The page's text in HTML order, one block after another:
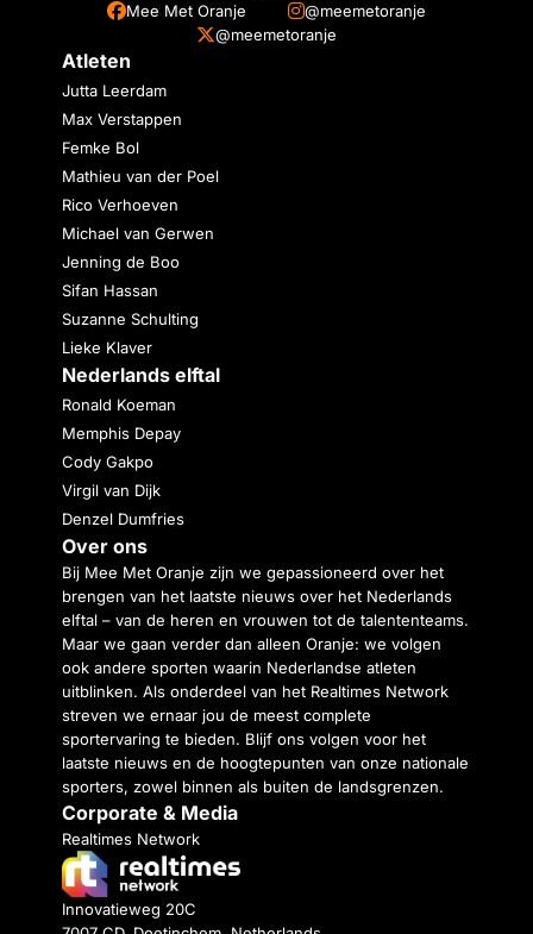
Mee Met Oranje
@meemetoranje
@meemetoranje
Atleten
Jutta Leerdam
Max Verstappen
Femke Bol
Mathieu van der Poel
Rico Verhoeven
Michael van Gerwen
Jenning de Boo
Sifan Hassan
Suzanne Schulting
Lieke Klaver
Nederlands elftal
Ronald Koeman
Memphis Depay
Cody Gakpo
Virgil van Dijk
Denzel Dumfries
Over ons
Bij Mee Met Oranje zijn we gepassioneerd over het
brengen van het laatste nieuws over het Nederlands
elftal – van de heren en vrouwen tot de talententeams.
Maar we gaan verder dan alleen Oranje: we volgen
ook andere sporten waarin Nederlandse atleten
uitblinken. Als onderdeel van het Realtimes Network
streven we ernaar jou de meest complete
sportervaring te bieden. Blijf ons volgen voor het
laatste nieuws en de hoogtepunten van onze nationale
sporters, zowel binnen als buiten de landsgrenzen.
Corporate & Media
Realtimes Network
Innovatieweg 20C